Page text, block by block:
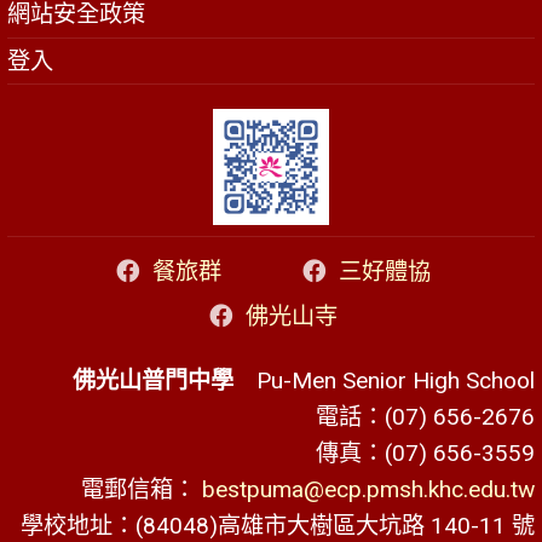
網站安全政策
登入
餐旅群
三好體協
佛光山寺
佛光山普門中學 Pu-Men Senior High School
電話：(07) 656-2676
傳真：(07) 656-3559
電郵信箱： bestpuma@ecp.pmsh.khc.edu.tw
學校地址：(84048)高雄市大樹區大坑路 140-11 號